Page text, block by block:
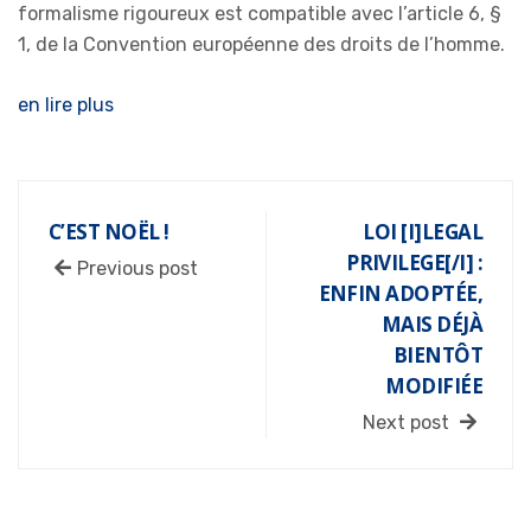
formalisme rigoureux est compatible avec l’article 6, §
1, de la Convention européenne des droits de l’homme.
en lire plus
C’EST NOËL !
Previous post
LOI [I]LEGAL
PRIVILEGE[/I] :
ENFIN ADOPTÉE,
MAIS DÉJÀ
BIENTÔT
MODIFIÉE
Next post